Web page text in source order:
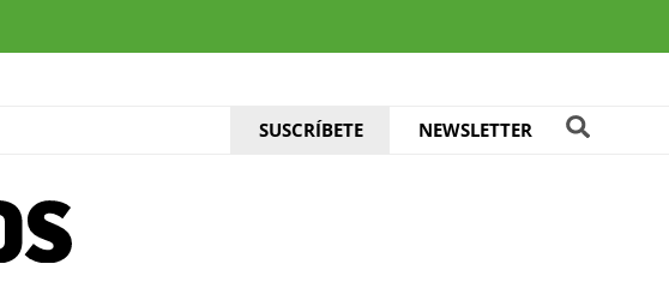
SUSCRÍBETE NEWSLETTER